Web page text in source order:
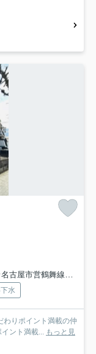
名古屋市営鶴舞線「八事」駅 徒歩17分
水
わりポイント満載の仲
ント満載... もっと見